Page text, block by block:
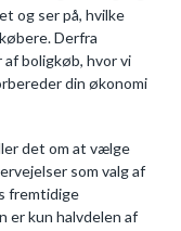
og ser på, hvilke
Derfra
boligkøb, hvor vi
din økonomi
det om at vælge
som valg af
fremtidige
er kun halvdelen af